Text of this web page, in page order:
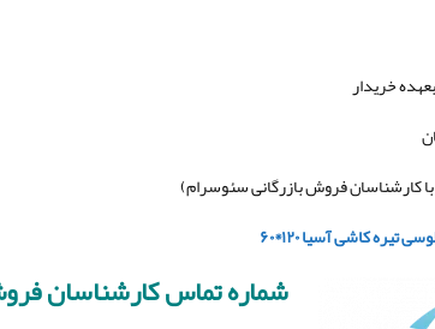
خریدار
کارشناسان فروش بازرگانی سئوسرام)
کاشی آسیا ۱۲۰*۶۰
شماره تماس کارشناسان